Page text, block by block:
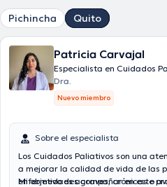
Pichincha Quito
Patricia Carvajal
Especialista en Cuidados
Dra.
Nuevo miembro
Sobre el especialista
Los Cuidados Paliativos son una
a mejorar la calidad de vida de las
enfermedades graves, crónicas o
Mi objetivo es acompañar en este